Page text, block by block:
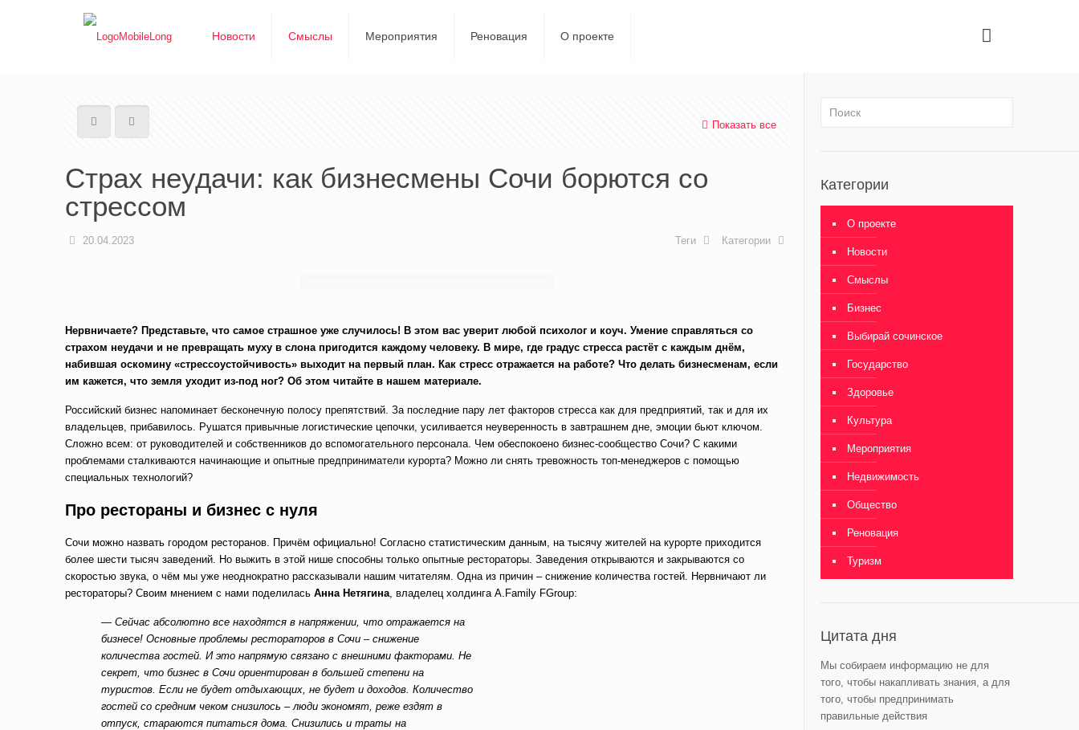
Новости Смыслы Мероприятия Реновация О проекте
Показать все
Страх неудачи: как бизнесмены Сочи борются со
стрессом
20.04.2023 Категории
Теги
Нервничаете? Представьте, что самое страшное уже случилось! В этом вас уверит любой психолог и коуч. Умение справляться со
страхом неудачи и не превращать муху в слона пригодится каждому человеку. В мире, где градус стресса растёт с каждым днём,
набившая оскомину «стрессоустойчивость» выходит на первый план. Как стресс отражается на работе? Что делать бизнесменам, если
им кажется, что земля уходит из-под ног? Об этом читайте в нашем материале.
Российский бизнес напоминает бесконечную полосу препятствий. За последние пару лет факторов стресса как для предприятий, так и для их
владельцев, прибавилось. Рушатся привычные логистические цепочки, усиливается неуверенность в завтрашнем дне, эмоции бьют ключом.
Сложно всем: от руководителей и собственников до вспомогательного персонала. Чем обеспокоено бизнес-сообщество Сочи? С какими
проблемами сталкиваются начинающие и опытные предприниматели курорта? Можно ли снять тревожность топ-менеджеров с помощью
специальных технологий?
Про рестораны и бизнес с нуля
Сочи можно назвать городом ресторанов. Причём официально! Согласно статистическим данным, на тысячу жителей на курорте приходится
более шести тысяч заведений. Но выжить в этой нише способны только опытные рестораторы. Заведения открываются и закрываются со
скоростью звука, о чём мы уже неоднократно рассказывали нашим читателям. Одна из причин – снижение количества гостей. Нервничают ли
рестораторы? Своим мнением с нами поделиласьАнна Нетягина, владелец холдинга A.Family FGroup:
— Сейчас абсолютно все находятся в напряжении, что отражается на
бизнесе! Основные проблемы рестораторов в Сочи – снижение
количества гостей. И это напрямую связано с внешними факторами. Не
секрет, что бизнес в Сочи ориентирован в большей степени на
туристов. Если не будет отдыхающих, не будет и доходов. Количество
гостей со средним чеком снизилось – люди экономят, реже ездят в
отпуск, стараются питаться дома. Снизились и траты на
Категории
О проекте
Новости
Смыслы
Бизнес
Выбирай сочинское
Государство
Здоровье
Культура
Мероприятия
Недвижимость
Общество
Реновация
Туризм
Цитата дня
Мы собираем информацию не для
того, чтобы накапливать знания, а для
того, чтобы предпринимать
правильные действия